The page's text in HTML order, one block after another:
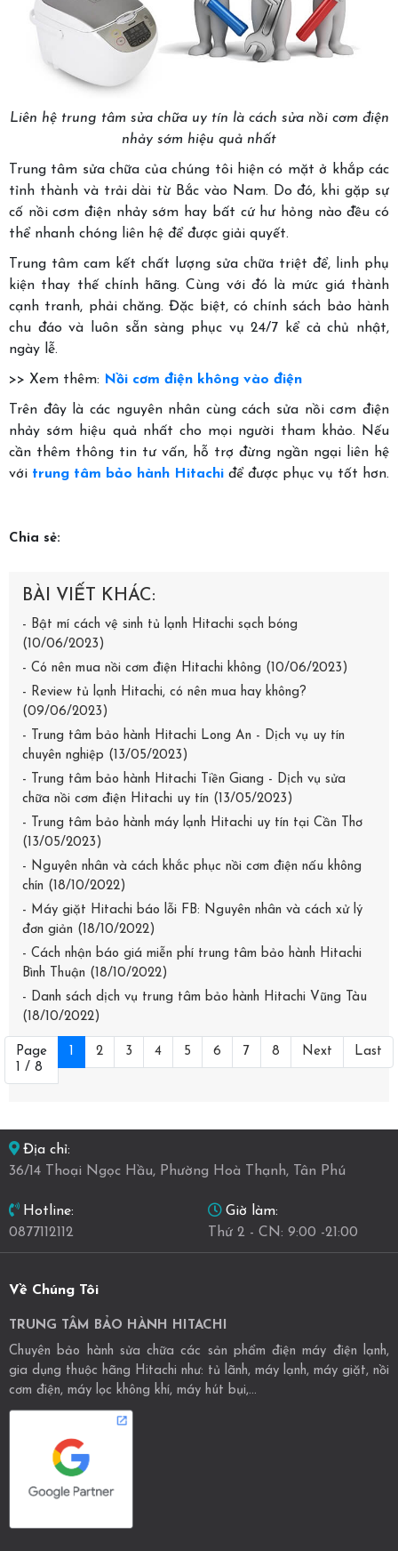
Liên hệ trung tâm sửa chữa uy tín là cách sửa nồi cơm điện
nhảy sớm hiệu quả nhất
Trung tâm sửa chữa của chúng tôi hiện có mặt ở khắp các
tỉnh thành và trải dài từ Bắc vào Nam. Do đó, khi gặp sự
cố nồi cơm điện nhảy sớm hay bất cứ hư hỏng nào đều có
thể nhanh chóng liên hệ để được giải quyết.
Trung tâm cam kết chất lượng sửa chữa triệt để, linh phụ
kiện thay thế chính hãng. Cùng với đó là mức giá thành
cạnh tranh, phải chăng. Đặc biệt, có chính sách bảo hành
chu đáo và luôn sẵn sàng phục vụ 24/7 kể cả chủ nhật,
ngày lễ.
>> Xem thêm: Nồi cơm điện không vào điện
Trên đây là các nguyên nhân cùng cách sửa nồi cơm điện
nhảy sớm hiệu quả nhất cho mọi người tham khảo. Nếu
cần thêm thông tin tư vấn, hỗ trợ đừng ngần ngại liên hệ
với trung tâm bảo hành Hitachi để được phục vụ tốt hơn.
Chia sẻ:
BÀI VIẾT KHÁC:
- Bật mí cách vệ sinh tủ lạnh Hitachi sạch bóng
(10/06/2023)
- Có nên mua nồi cơm điện Hitachi không (10/06/2023)
- Review tủ lạnh Hitachi, có nên mua hay không?
(09/06/2023)
- Trung tâm bảo hành Hitachi Long An - Dịch vụ uy tín
chuyên nghiệp (13/05/2023)
- Trung tâm bảo hành Hitachi Tiền Giang - Dịch vụ sửa
chữa nồi cơm điện Hitachi uy tín (13/05/2023)
- Trung tâm bảo hành máy lạnh Hitachi uy tín tại Cần Thơ
(13/05/2023)
- Nguyên nhân và cách khắc phục nồi cơm điện nấu không
chín (18/10/2022)
- Máy giặt Hitachi báo lỗi FB: Nguyên nhân và cách xử lý
đơn giản (18/10/2022)
- Cách nhận báo giá miễn phí trung tâm bảo hành Hitachi
Bình Thuận (18/10/2022)
- Danh sách dịch vụ trung tâm bảo hành Hitachi Vũng Tàu
(18/10/2022)
Page
1 / 8
1 2 3 4 5 6 7 8 Next Last
Địa chỉ:
36/14 Thoại Ngọc Hầu, Phường Hoà Thạnh, Tân Phú
Hotline:
0877112112
Giờ làm:
Thứ 2 - CN: 9:00 -21:00
Về Chúng Tôi
TRUNG TÂM BẢO HÀNH HITACHI
Chuyên bảo hành sửa chữa các sản phẩm điện máy điện lạnh,
gia dụng thuộc hãng Hitachi như: tủ lãnh, máy lạnh, máy giặt, nồi
cơm điện, máy lọc không khí, máy hút bụi,...